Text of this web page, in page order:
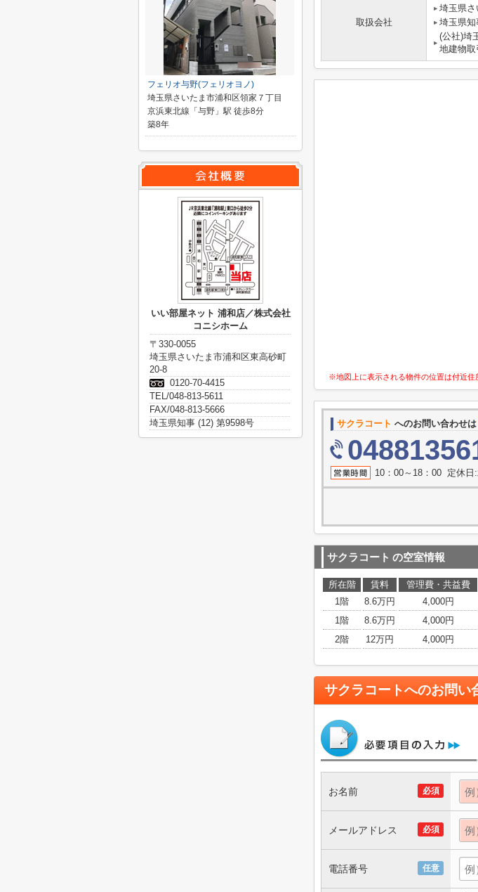
取扱会社
埼玉県
埼玉県知
(公社)埼
地建物取
※地図上に表示される物件の位置は付近住
サクラコート へのお問い合わせは
10：00～18：00 定休日:
サクラコート の空室情報
所在階 賃料 管理費・共益費
1階
8.6万円 4,000円
1階
8.6万円 4,000円
2階
12万円 4,000円
サクラコートへのお問い
必須
お名前
必須
メールアドレス
任意
電話番号
フェリオ与野(フェリオヨノ)
埼玉県さいたま市浦和区領家７丁目
京浜東北線「与野」駅 徒歩8分
築8年
いい部屋ネット 浦和店／株式会社
コニシホーム
〒330-0055
埼玉県さいたま市浦和区東高砂町
20-8
0120-70-4415
TEL/048-813-5611
FAX/048-813-5666
埼玉県知事 (12) 第9598号